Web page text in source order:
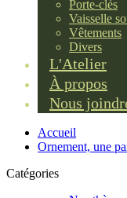
Porte-clés
Vaisselle
Vêtements
Divers
L'Atelier
À propos
Nous
Accueil
Ornement, une
Catégories